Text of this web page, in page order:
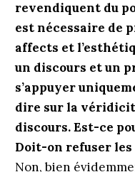
revendiquent du
est nécessaire de
affects et
un discours et un
s’appuyer
dire sur la
discours. Est-ce
Doit-on refuser
Non, bien